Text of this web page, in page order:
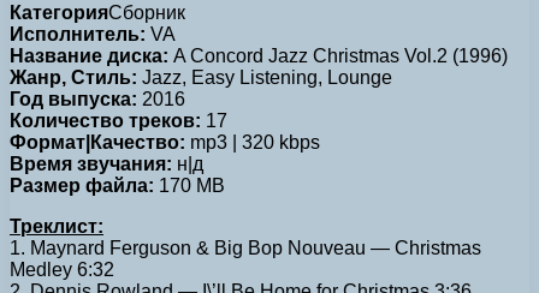
КатегорияСборник
Исполнитель: VA
Название диска: A Concord Jazz Christmas Vol.2 (1996)
Жанр, Стиль: Jazz, Easy Listening, Lounge
Год выпуска: 2016
Количество треков: 17
Формат|Качество: mp3 | 320 kbps
Время звучания: н|д
Размер файла: 170 MB
Треклист:
1. Maynard Ferguson & Big Bop Nouveau — Christmas
Medley 6:32